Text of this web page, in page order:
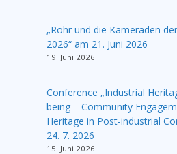
„Röhr und die Kameraden
2026“ am 21. Juni 2026
19. Juni 2026
Conference „Industrial
being – Community
Heritage in Post-industrial
24. 7. 2026
15. Juni 2026